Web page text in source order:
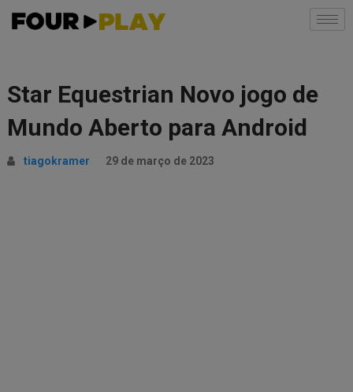
Star Equestrian Novo jogo de
Mundo Aberto para Android
tiagokramer 29 de março de 2023